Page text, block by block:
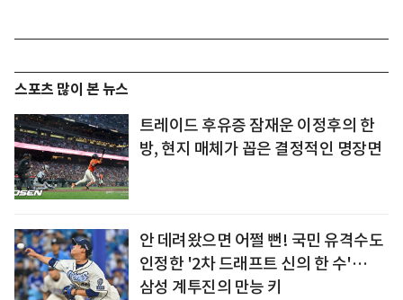
스포츠 많이 본 뉴스
트레이드 후유증 잠재운 이정후의 한
방, 현지 매체가 꼽은 결정적인 명장면
안 데려왔으면 어쩔 뻔! 국민 유격수도
인정한 '2차 드래프트 신의 한 수'…
삼성 계투진의 만능 키